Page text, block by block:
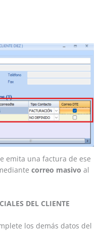
emita una factura de ese
correo masivo al
DEL CLIENTE
los demás datos del